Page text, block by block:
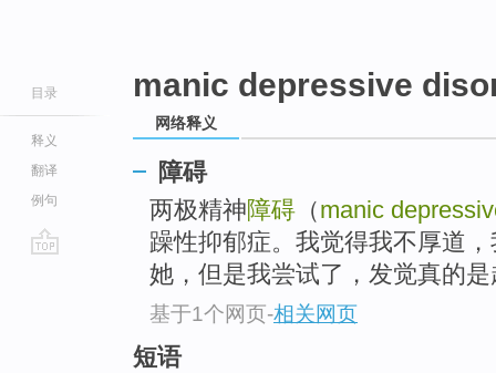
目录
释义
翻译
例句
manic depressive
网络释义
障碍
两极精神障碍 （manic
躁性抑郁症。我觉得我不厚道
她，但是我尝试了，发觉真的
基于1个网页-相关网页
短语